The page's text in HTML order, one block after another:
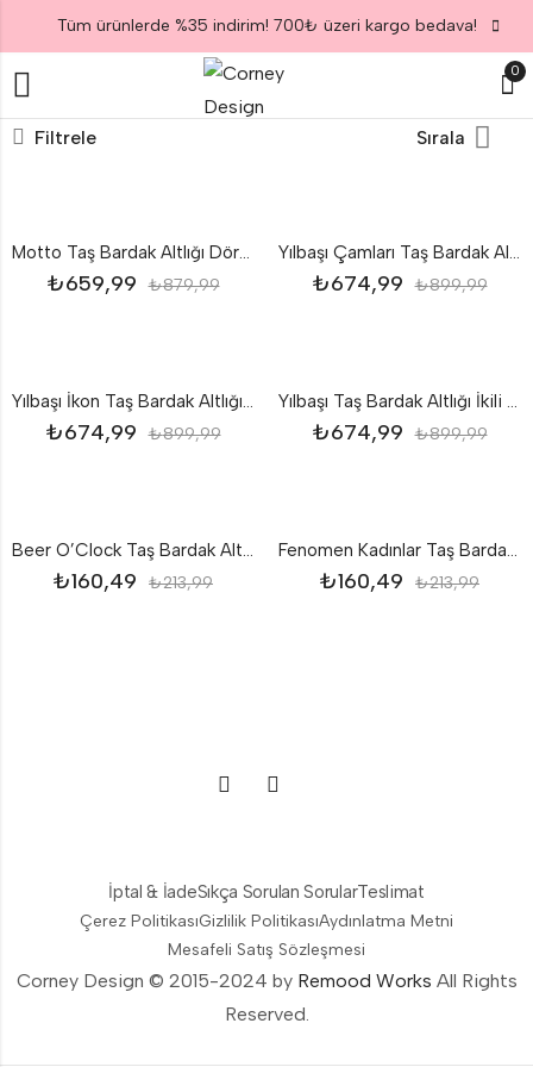
Tüm ürünlerde %35 indirim! 700₺ üzeri kargo bedava!
0
Filtrele Sırala
Motto Taş Bardak Altlığı Dörtlü Set
₺659,99 ₺879,99
Yılbaşı Çamları Taş Bardak Altlığı Dörtlü Set
₺674,99 ₺899,99
Yılbaşı İkon Taş Bardak Altlığı Dörtlü Set
₺674,99 ₺899,99
Yılbaşı Taş Bardak Altlığı İkili Set
₺674,99 ₺899,99
Beer O’Clock Taş Bardak Altlığı
₺160,49 ₺213,99
Fenomen Kadınlar Taş Bardak Altlığı
₺160,49 ₺213,99
İptal & İadeSıkça Sorulan SorularTeslimat
Çerez PolitikasıGizlilik PolitikasıAydınlatma Metni
Mesafeli Satış Sözleşmesi
Corney Design © 2015-2024 by Remood Works All Rights
Reserved.